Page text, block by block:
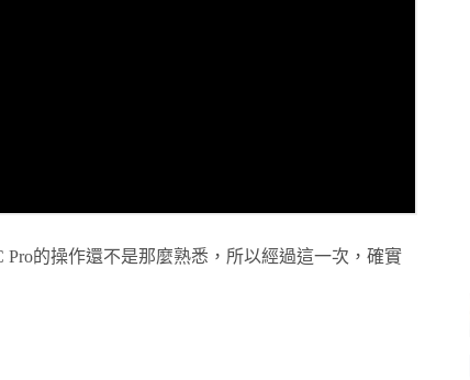
的操作還不是那麼熟悉，所以經過這一次，確實